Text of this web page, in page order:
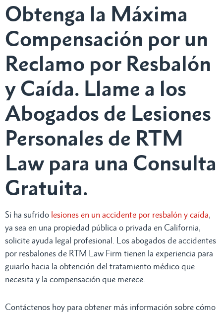
Obtenga la Máxima
Compensación por un
Reclamo por Resbalón
y Caída. Llame a los
Abogados de Lesiones
Personales de RTM
Law para una Consulta
Gratuita.
Si ha sufrido lesiones en un accidente por resbalón y caída,
ya sea en una propiedad pública o privada en California,
solicite ayuda legal profesional. Los abogados de accidentes
por resbalones de RTM Law Firm tienen la experiencia para
guiarlo hacia la obtención del tratamiento médico que
necesita y la compensación que merece.
Contáctenos hoy para obtener más información sobre cómo